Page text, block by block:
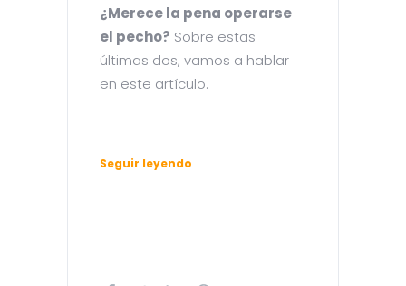
¿Merece la pena operarse
el pecho? Sobre estas
últimas dos, vamos a hablar
en este artículo.
Seguir leyendo